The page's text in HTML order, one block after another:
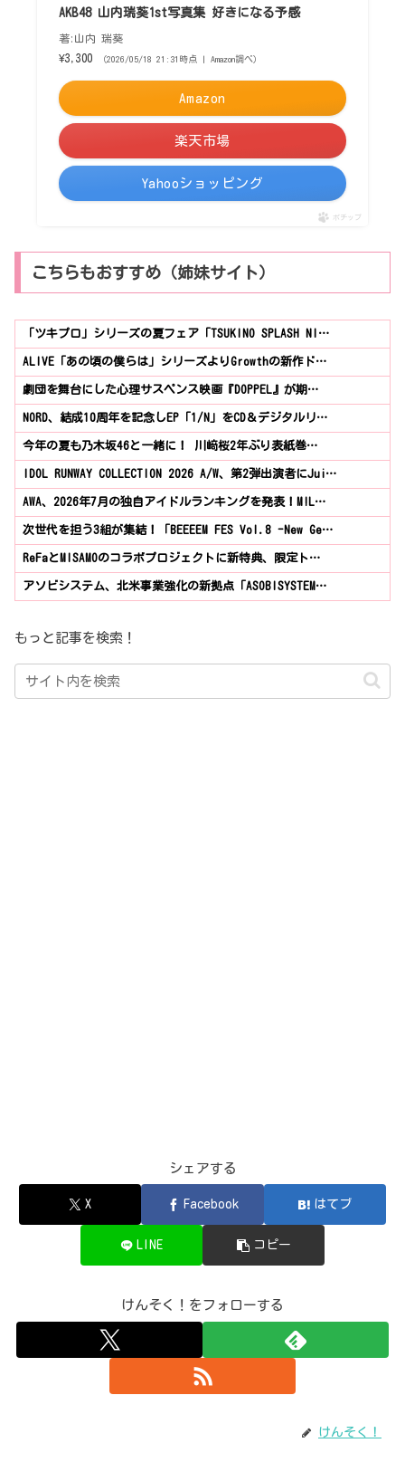
AKB48 山内瑞葵1st写真集 好きになる予感
著:山内 瑞葵
¥3,300
（2026/05/18 21:31時点 | Amazon調べ）
Amazon
楽天市場
Yahooショッピング
ポチップ
こちらもおすすめ（姉妹サイト）
「ツキプロ」シリーズの夏フェア「TSUKINO SPLASH NI…
ALIVE「あの頃の僕らは」シリーズよりGrowthの新作ド…
劇団を舞台にした心理サスペンス映画『DOPPEL』が期…
NORD、結成10周年を記念しEP「1/N」をCD＆デジタルリ…
今年の夏も乃木坂46と一緒に！ 川﨑桜2年ぶり表紙巻…
IDOL RUNWAY COLLECTION 2026 A/W、第2弾出演者にJui…
AWA、2026年7月の独自アイドルランキングを発表！M!L…
次世代を担う3組が集結！「BEEEEM FES Vol.8 -New Ge…
ReFaとMISAMOのコラボプロジェクトに新特典、限定ト…
アソビシステム、北米事業強化の新拠点「ASOBISYSTEM…
もっと記事を検索！
シェアする
X Facebook はてブ
LINE コピー
けんそく！をフォローする
けんそく！